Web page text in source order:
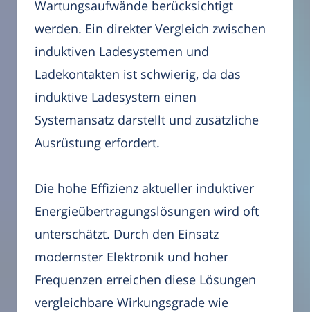
Wartungsaufwände berücksichtigt
werden. Ein direkter Vergleich zwischen
induktiven Ladesystemen und
Ladekontakten ist schwierig, da das
induktive Ladesystem einen
Systemansatz darstellt und zusätzliche
Ausrüstung erfordert.
Die hohe Effizienz aktueller induktiver
Energieübertragungslösungen wird oft
unterschätzt. Durch den Einsatz
modernster Elektronik und hoher
Frequenzen erreichen diese Lösungen
vergleichbare Wirkungsgrade wie